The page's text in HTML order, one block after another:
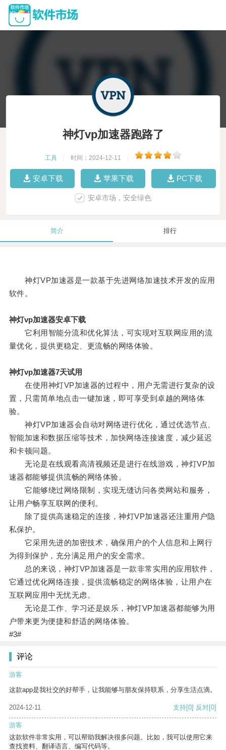
神灯vp加速器跑路了
工具 时间：2024-12-11
安卓下载 苹果下载 PC下载
安卓市场，安全绿色
简介 排行
神灯VP加速器是一款基于先进网络加速技术开发的应用
软件。
神灯vp加速器安卓下载
它利用智能分流和优化算法，可实现对互联网应用的流
量优化，提供更稳定、更流畅的网络体验。
神灯vp加速器7天试用
在使用神灯VP加速器的过程中，用户无需进行复杂的设
置，只需简单地点击一键加速，即可享受到卓越的网络体
验。
神灯VP加速器会自动对网络进行优化，通过优选节点、
智能加速和数据压缩等技术，加快网络连接速度，减少延迟
和卡顿问题。
无论是在线观看高清视频还是进行在线游戏，神灯VP加
速器都能够提供流畅的网络体验。
它能够绕过网络限制，实现无缝访问各类网站和服务，
让用户畅享互联网的便利。
除了提供高速稳定的连接，神灯VP加速器还注重用户隐
私保护。
它采用先进的加密技术，确保用户的个人信息和上网行
为得到保护，充分满足用户的安全需求。
总的来说，神灯VP加速器是一款非常实用的应用软件，
它通过优化网络连接，提供流畅稳定的网络体验，让用户在
互联网应用中无忧无虑。
无论是工作、学习还是娱乐，神灯VP加速器都能够为用
户带来更为便捷和舒适的网络体验。
#3#
评论
游客
这款app是我社交的好帮手，让我能够与朋友保持联系，分享生活点滴。
2024-12-11 支持[0] 反对[0]
游客
这款软件非常实用，可以帮助我解决很多问题。比如，我可以使用它来
查找资料、翻译语言、编写代码等。